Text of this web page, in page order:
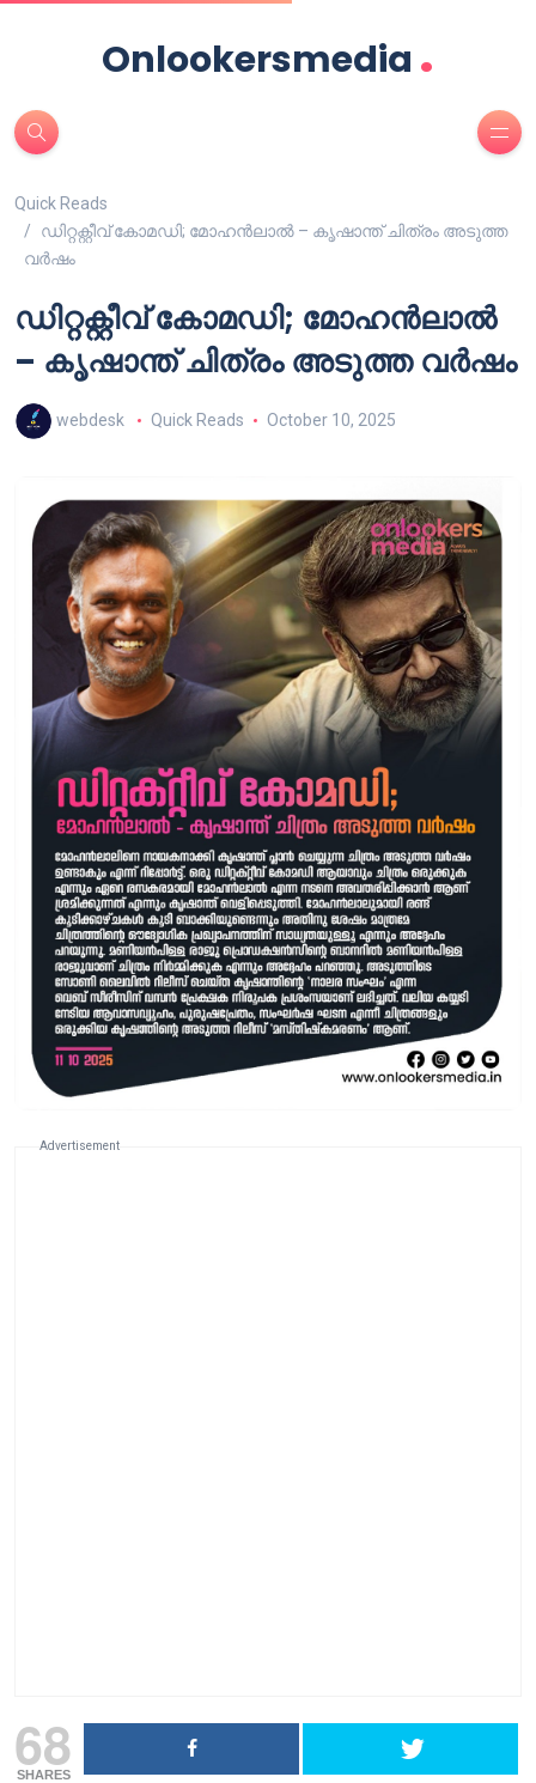
Onlookersmedia .
Quick Reads
ഡിറ്റക്റ്റീവ് കോമഡി; മോഹൻലാൽ – കൃഷാന്ത് ചിത്രം അടുത്ത
വർഷം
ഡിറ്റക്റ്റീവ് കോമഡി; മോഹൻലാൽ
– കൃഷാന്ത് ചിത്രം അടുത്ത വർഷം
webdesk Quick Reads October 10, 2025
Advertisement
68
SHARES